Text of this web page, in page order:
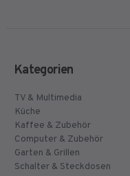
Kategorien
TV & Multimedia
Küche
Kaffee & Zubehör
Computer & Zubehör
Garten & Grillen
Schalter & Steckdosen